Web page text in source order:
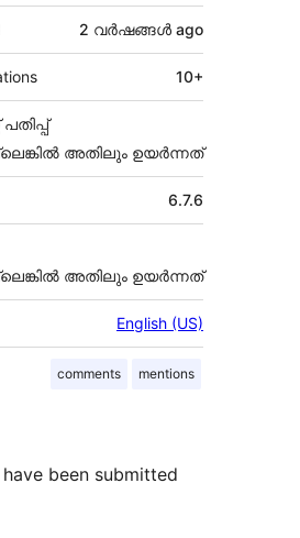
2 വര്‍ഷങ്ങള്‍ ago
10+
അതിലും ഉയര്‍ന്നത്
6.7.6
അതിലും ഉയര്‍ന്നത്
English (US)
comments mentions
been submitted